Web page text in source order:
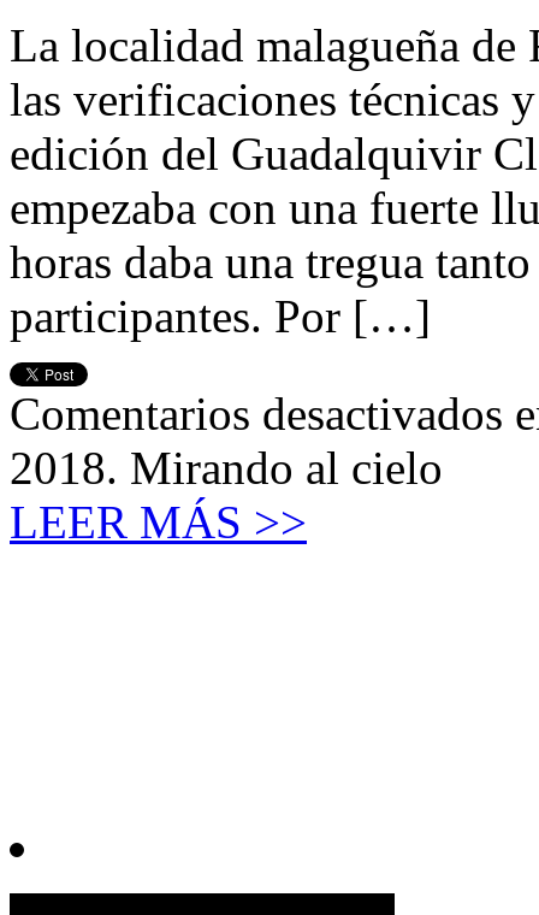
La localidad malagueña
las verificaciones técnicas
edición del Guadalquivir
empezaba con una fuerte
horas daba una tregua
participantes. Por […]
Comentarios desactivados
2018. Mirando al cielo
LEER MÁS >>